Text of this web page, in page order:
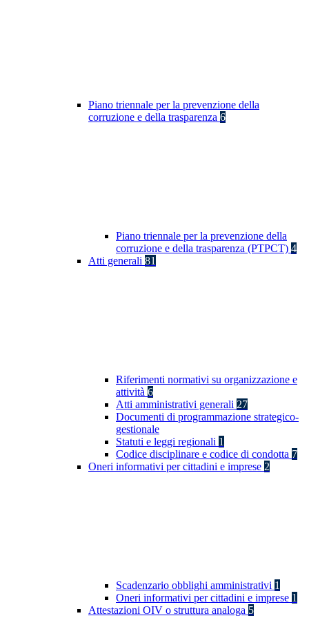
Piano triennale per la prevenzione della
corruzione e della trasparenza 6
Piano triennale per la prevenzione della
corruzione e della trasparenza (PTPCT) 4
Atti generali 81
Riferimenti normativi su organizzazione e
attività 6
Atti amministrativi generali 27
Documenti di programmazione strategico-
gestionale
Statuti e leggi regionali 1
Codice disciplinare e codice di condotta 7
Oneri informativi per cittadini e imprese 2
Scadenzario obblighi amministrativi 1
Oneri informativi per cittadini e imprese 1
Attestazioni OIV o struttura analoga 5